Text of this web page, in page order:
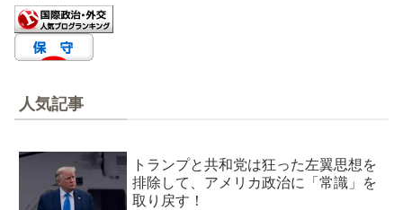
人気記事
トランプと共和党は狂った左翼思想を
排除して、アメリカ政治に「常識」を
取り戻す！